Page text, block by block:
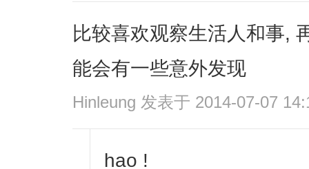
比较喜欢观察生活人和事,
能会有一些意外发现
Hinleung 发表于 2014-07-07
hao !